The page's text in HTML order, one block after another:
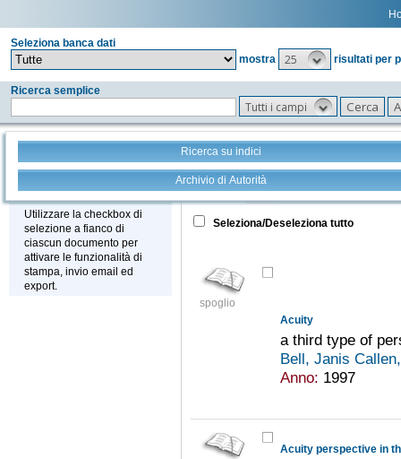
Seleziona banca dati
mostra
25 risultati per
Ricerca semplice
Tutti i campi
Ricerca su indici
Archivio di Autorità
Stampa - Email - Export
Utilizzare la checkbox di
selezione a fianco di
ciascun documento per
attivare le funzionalità di
stampa, invio email ed
export.
Tutto +
Seleziona/Deseleziona tutto
spoglio
Acuity
a third type of
Bell, Janis
Anno: 1997
Acuity perspective in